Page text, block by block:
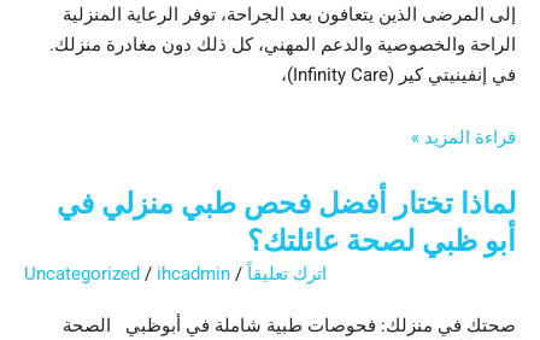
إلى المرضى الذين يتعافون بعد الجراحة، توفر الرعاية المنزلية
الراحة والخصوصية والدعم المهني، كل ذلك دون مغادرة منزلك.
في إنفينيتي كير (Infinity Care)،
قراءة المزيد »
لماذا تختار أفضل فحص طبي منزلي في
أبو ظبي لصحة عائلتك؟
اترك تعليقاً/
Uncategorized/ ihcadmin
صحتك في منزلك: فحوصات طبية شاملة في أبوظبي الصحة